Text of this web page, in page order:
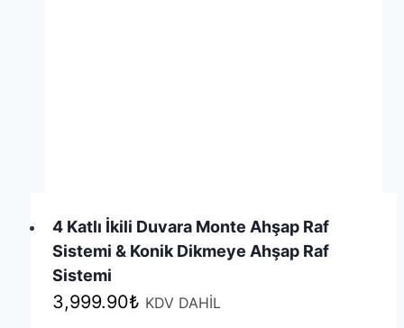
4 Katlı İkili Duvara Monte Ahşap Raf
Sistemi & Konik Dikmeye Ahşap Raf
Sistemi
3,999.90₺ KDV DAHİL